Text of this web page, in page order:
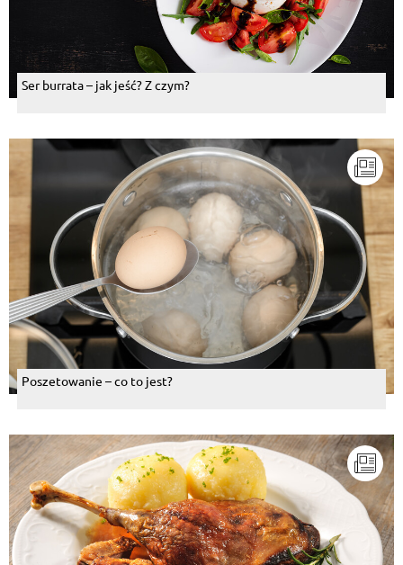
Ser burrata – jak jeść? Z czym?
Poszetowanie – co to jest?